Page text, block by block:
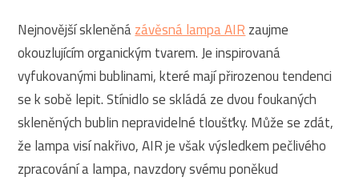
Nejnovější skleněnázávěsná lampa AIR zaujme
okouzlujícím organickým tvarem. Je inspirovaná
vyfukovanými bublinami, které mají přirozenou tendenci
se k sobě lepit. Stínidlo se skládá ze dvou foukaných
skleněných bublin nepravidelné tloušťky. Může se zdát,
že lampa visí nakřivo, AIR je však výsledkem pečlivého
zpracování a lampa, navzdory svému poněkud